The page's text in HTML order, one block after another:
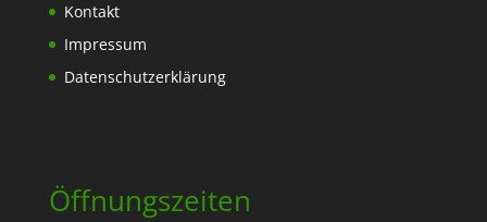
Kontakt
Impressum
Datenschutzerklärung
Öffnungszeiten